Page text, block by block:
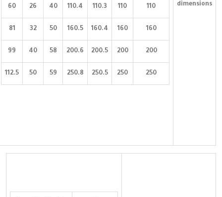
dimensions
110
110
110.3
110.4
40
26
60
160
160
160.4
160.5
50
32
81
200
200
200.5
200.6
58
40
99
250
250
250.5
250.8
59
50
112.5